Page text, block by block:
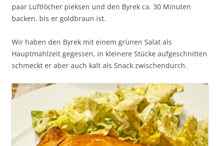
paar Luftlöcher pieksen und den Byrek ca. 30 Minuten
backen, bis er goldbraun ist.
Wir haben den Byrek mit einem grünen Salat als
Hauptmahlzeit gegessen, in kleinere Stücke aufgeschnitten
schmeckt er aber auch kalt als Snack zwischendurch.